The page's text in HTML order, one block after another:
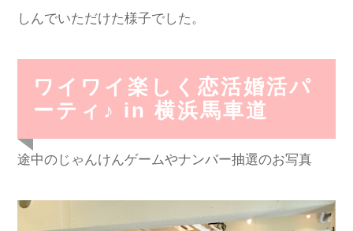
しんでいただけた様子でした。
ワイワイ楽しく恋活婚活パ
ーティ♪ in 横浜馬車道
途中のじゃんけんゲームやナンバー抽選のお写真